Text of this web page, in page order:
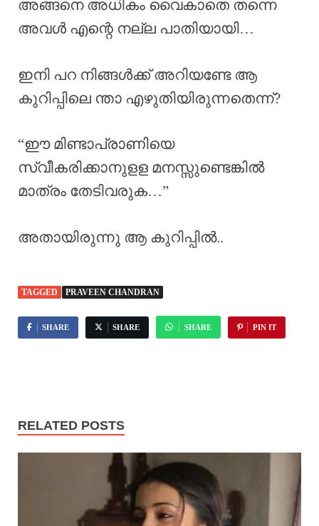
അങ്ങനെ അധികം വൈകാതെ തന്നെ
അവൾ എന്റെ നല്ല പാതിയായി…
ഇനി പറ നിങ്ങൾക്ക് അറിയണ്ടേ ആ
കുറിപ്പിലെ ന്താ എഴുതിയിരുന്നതെന്ന്?
“ഈ മിണ്ടാപ്രാണിയെ
സ്വീകരിക്കാനുളള മനസ്സുണ്ടെങ്കിൽ
മാത്രം തേടിവരുക…”
അതായിരുന്നു ആ കുറിപ്പിൽ..
TAGGED PRAVEEN CHANDRAN
SHARE SHARE SHARE PIN IT
RELATED POSTS